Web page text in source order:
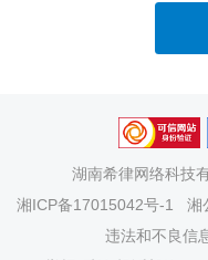
湖南希律网络科技
湘ICP备17015042号-1
湘
违法和不良信